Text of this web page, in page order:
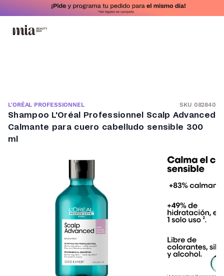
L'ORÉAL PROFESSIONNEL SKU 082840
Shampoo L'Oréal Professionnel Scalp Advanced
Calmante para cuero cabelludo sensible 300
ml